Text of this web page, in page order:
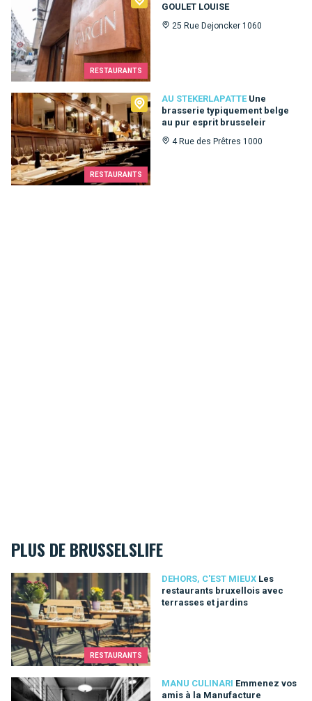
RESTAURANTS
GOULET LOUISE
25 Rue Dejoncker 1060
RESTAURANTS
AU STEKERLAPATTE Une
brasserie typiquement belge
au pur esprit brusseleir
4 Rue des Prêtres 1000
Au Stekerlapatte
PLUS DE BRUSSELSLIFE
RESTAURANTS
DEHORS, C'EST MIEUX Les
restaurants bruxellois avec
terrasses et jardins
Les restaurants bruxellois avec terrasses et jardins
MANU CULINARI Emmenez vos
amis à la Manufacture
Emmenez vos amis à la Manufacture